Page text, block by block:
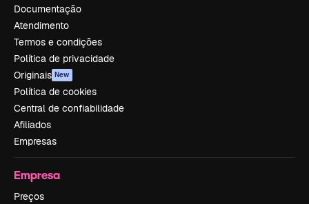
Documentação
Atendimento
Termos e condições
Política de privacidade
Originais New
Política de cookies
Central de confiabilidade
Afiliados
Empresas
Empresa
Preços